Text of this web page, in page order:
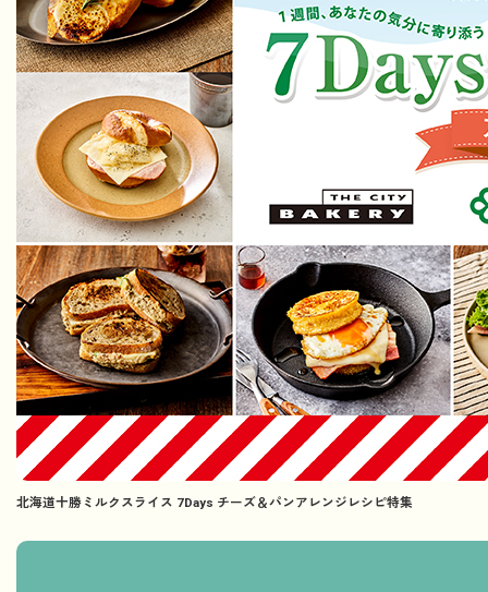
北海道十勝ミルクスライス 7Days チーズ＆パンアレンジレシピ特集